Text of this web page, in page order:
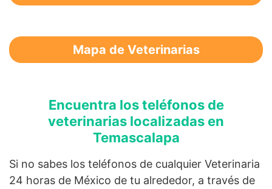
Mapa de Veterinarias
Encuentra los teléfonos de
veterinarias localizadas en
Temascalapa
Si no sabes los teléfonos de cualquier Veterinaria
24 horas de México de tu alrededor, a través de